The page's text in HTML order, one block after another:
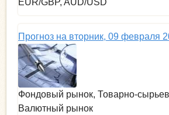
Прогноз на вторник, 09 февраля
Фондовый рынок, Товарно-
Валютный рынок